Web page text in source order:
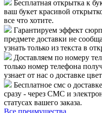
Бесплатная открытка к
ваш букет красивой
все что хотите.
Гарантируем эффект
предмете доставки не
узнать только из текста в
Доставляем по номеру
только номер телефона
узнает от нас о доставке
Бесплатное смс о доставке
сразу - через СМС и
статусах вашего заказа.